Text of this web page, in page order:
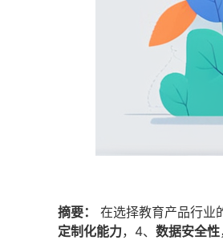
摘要： 在选择教育产品行业
定制化能力，4、 数据安全性